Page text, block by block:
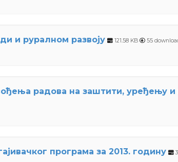
и руралном развоју 121.58 KB 55
радова на заштити, уређењу
програма за 2013. годину